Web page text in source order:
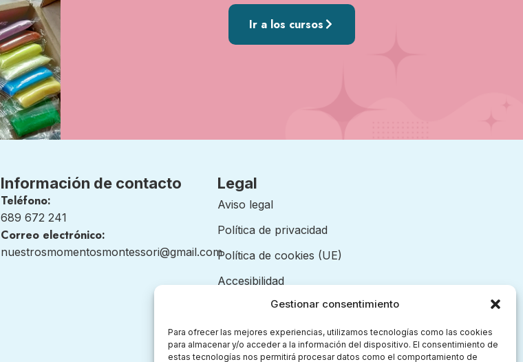
Gestionar consentimiento
Para ofrecer las mejores experiencias, utilizamos tecnologías como las cookies
para almacenar y/o acceder a la información del dispositivo. El consentimiento de
estas tecnologías nos permitirá procesar datos como el comportamiento de
Ir a los cursos
Información de contacto
Teléfono:
689 672 241
Correo electrónico:
nuestrosmomentosmontessori@gmail.com
Legal
Aviso legal
Política de privacidad
Política de cookies (UE)
Accesibilidad